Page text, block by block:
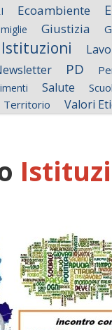
Ecoambiente
Giustizia
Istituzioni
PD
Salute
Territorio Valori